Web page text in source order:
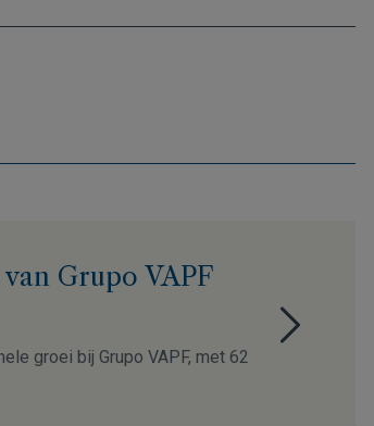
Grupo VAPF
groei bij Grupo VAPF, met 62